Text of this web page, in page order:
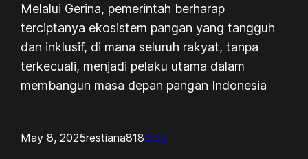
Melalui Gerina, pemerintah berharap
terciptanya ekosistem pangan yang tangguh
dan inklusif, di mana seluruh rakyat, tanpa
terkecuali, menjadi pelaku utama dalam
membangun masa depan pangan Indonesia
May 8, 2025restiana818Blog